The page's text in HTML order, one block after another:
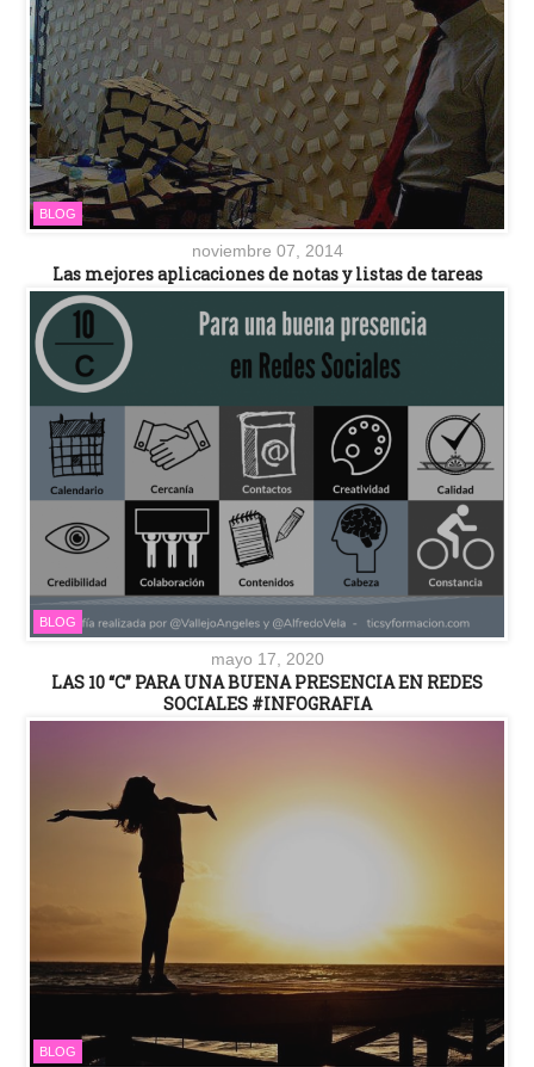
BLOG
noviembre 07, 2014
Las mejores aplicaciones de notas y listas de tareas
BLOG
mayo 17, 2020
LAS 10 “C” PARA UNA BUENA PRESENCIA EN REDES
SOCIALES #INFOGRAFIA
BLOG